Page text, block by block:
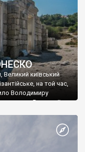
Великий київський
на той час,
Володимиру
Василю ІІ, та
християнином.
Таврійського